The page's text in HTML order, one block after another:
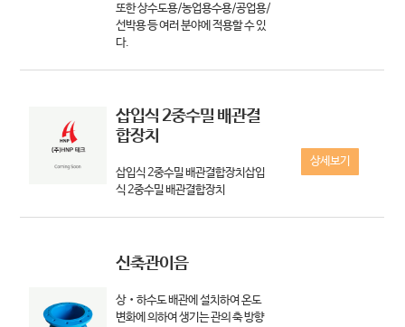
또한 상수도용/농업용수용/공업용/
선박용 등 여러 분야에 적용할 수 있
다.
삽입식 2중수밀 배관결
합장치
삽입식 2중수밀 배관결합장치삽입
식 2중수밀 배관결합장치
상세보기
신축관이음
상‧하수도 배관에 설치하여 온도
변화에 의하여 생기는 관의 축 방향